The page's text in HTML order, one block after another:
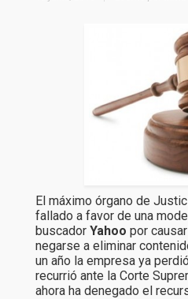
El máximo órgano de
fallado a favor de una
buscador Yahoo por
negarse a eliminar
un año la empresa ya
recurrió ante la Corte
ahora ha denegado el